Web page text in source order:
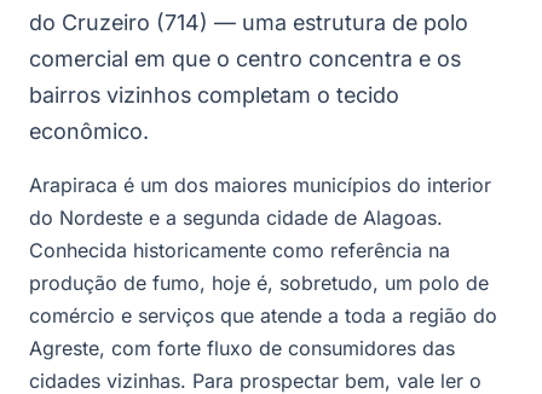
do Cruzeiro (714) — uma estrutura de polo
comercial em que o centro concentra e os
bairros vizinhos completam o tecido
econômico.
Arapiraca é um dos maiores municípios do interior
do Nordeste e a segunda cidade de Alagoas.
Conhecida historicamente como referência na
produção de fumo, hoje é, sobretudo, um polo de
comércio e serviços que atende a toda a região do
Agreste, com forte fluxo de consumidores das
cidades vizinhas. Para prospectar bem, vale ler o